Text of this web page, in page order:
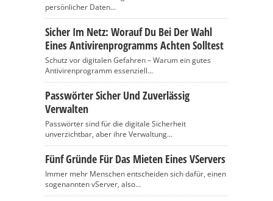
persönlicher Daten...
Sicher Im Netz: Worauf Du Bei Der Wahl
Eines Antivirenprogramms Achten Solltest
Schutz vor digitalen Gefahren – Warum ein gutes
Antivirenprogramm essenziell...
Passwörter Sicher Und Zuverlässig
Verwalten
Passwörter sind für die digitale Sicherheit
unverzichtbar, aber ihre Verwaltung...
Fünf Gründe Für Das Mieten Eines VServers
Immer mehr Menschen entscheiden sich dafür, einen
sogenannten vServer, also...